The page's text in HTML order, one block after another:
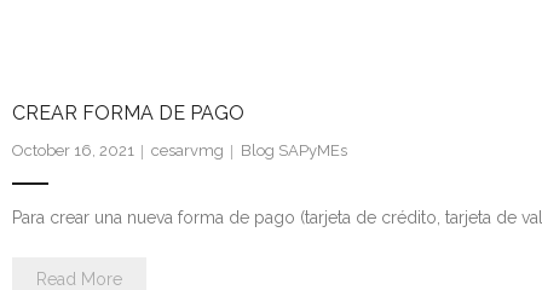
CREAR FORMA DE PAGO
October 16, 2021 cesarvmg Blog SAPyMEs
Para crear una nueva forma de pago (tarjeta de crédito, tarjeta de
Read More